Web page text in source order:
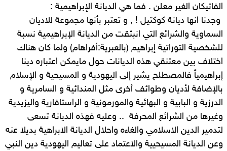
الفاتيكان الغير معلن . فما هي الديانة الإبراهيمية :
وجدنا انها ديانة كوكتيل ! , و تعتبر بأنها مجموعة للاديان
السماوية والشرائع التي انبثقت من الديانة الإبراهيمية نسبة
للشخصية التوراتية إبراهيم (بالعبرية:أفراهام) ولما كان هناك
اختلاف بين معتنقي هذه الديانات حول مايمكن اعتباره دينا
إبراهيمياً فالمصطلح يشير إلى اليهودية و‌ المسيحية و‌ الإسلام
بالإضافة لأديان وطوائف أخرى مثل المندائية و‌ السامرية و‌
الدرزية و‌ البابية و‌ البهائية والمورمونية و‌ الراستافارية واليزيدية
وغيرها من الشرائع المحرفة .. وعليه فهذه الديانة تسعى
لتدمير الدين الاسلامي والغاءه واحلال الديانة الابراهية بديلا عنه
وعن الديانة المسيحيية والاعتماد على تعاليم اليهودية دين النبي